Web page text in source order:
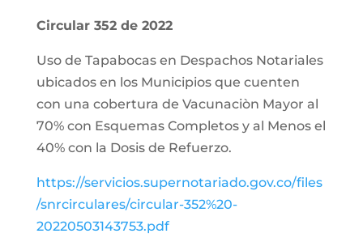
Circular 352 de 2022
Uso de Tapabocas en Despachos Notariales
ubicados en los Municipios que cuenten
con una cobertura de Vacunaciòn Mayor al
70% con Esquemas Completos y al Menos el
40% con la Dosis de Refuerzo.
https://servicios.supernotariado.gov.co/files
/snrcirculares/circular-352%20-
20220503143753.pdf